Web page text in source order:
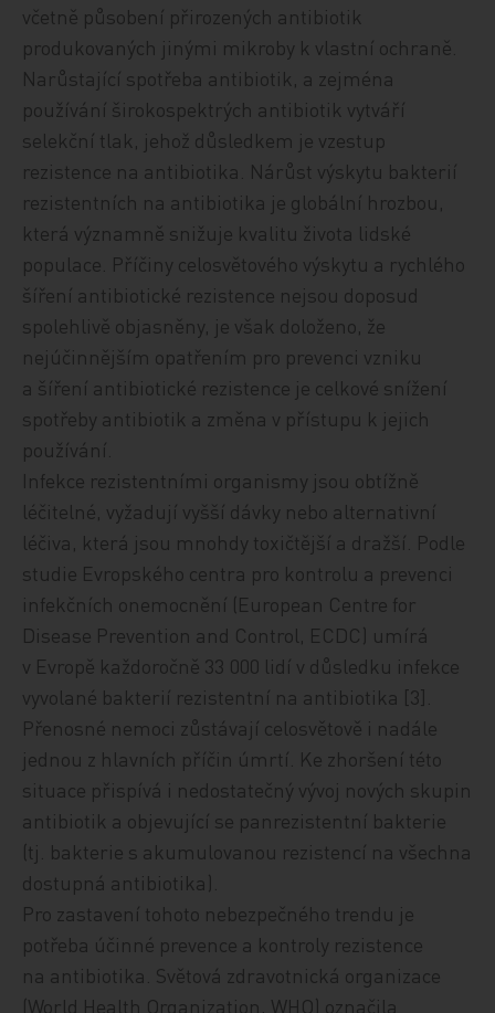
včetně působení přirozených antibiotik
produkovaných jinými mikroby k vlastní ochraně.
Narůstající spotřeba antibiotik, a zejména
používání širokospektrých antibiotik vytváří
selekční tlak, jehož důsledkem je vzestup
rezistence na antibiotika. Nárůst výskytu bakterií
rezistentních na antibiotika je globální hrozbou,
která významně snižuje kvalitu života lidské
populace. Příčiny celosvětového výskytu a rychlého
šíření antibiotické rezistence nejsou doposud
spolehlivě objasněny, je však doloženo, že
nejúčinnějším opatřením pro prevenci vzniku
a šíření antibiotické rezistence je celkové snížení
spotřeby antibiotik a změna v přístupu k jejich
používání.
Infekce rezistentními organismy jsou obtížně
léčitelné, vyžadují vyšší dávky nebo alternativní
léčiva, která jsou mnohdy toxičtější a dražší. Podle
studie Evropského centra pro kontrolu a prevenci
infekčních onemocnění (European Centre for
Disease Prevention and Control, ECDC) umírá
v Evropě každoročně 33 000 lidí v důsledku infekce
vyvolané bakterií rezistentní na antibiotika [3].
Přenosné nemoci zůstávají celosvětově i nadále
jednou z hlavních příčin úmrtí. Ke zhoršení této
situace přispívá i nedostatečný vývoj nových skupin
antibiotik a objevující se panrezistentní bakterie
(tj. bakterie s akumulovanou rezistencí na všechna
dostupná antibiotika).
Pro zastavení tohoto nebezpečného trendu je
potřeba účinné prevence a kontroly rezistence
na antibiotika. Světová zdravotnická organizace
(World Health Organization, WHO) označila